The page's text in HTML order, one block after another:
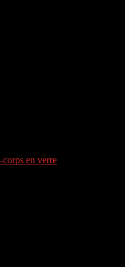
corps en verre